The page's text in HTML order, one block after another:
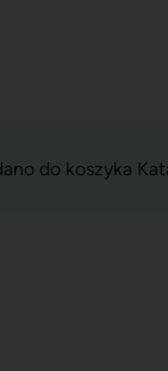
do koszyka